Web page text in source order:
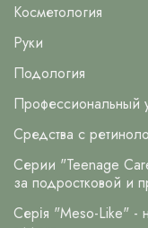
Косметология
Руки
Подология
Профессиональный
Средства с
Серии "Teenage
за подростковой и
Серія "Meso-Like" -